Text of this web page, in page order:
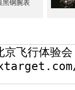
黑钢腕表